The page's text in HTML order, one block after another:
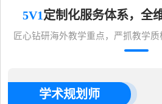
5V1定制化服务体系，全
匠心钻研海外教学重点，严抓教学
学术规划师